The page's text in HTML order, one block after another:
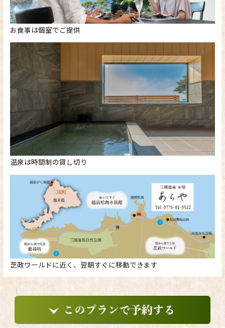
お食事は個室でご提供
温泉は時間制の貸し切り
芝政ワールドに近く、翌朝すぐに移動できます